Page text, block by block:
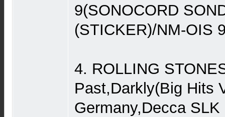
9(SONOCORD
(STICKER)/NM-OIS
4. ROLLING
Past,Darkly(Big Hits
Germany,Decca